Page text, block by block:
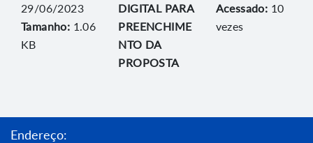
29/06/2023
Tamanho: 1.06
KB
DIGITAL PARA
PREENCHIME
NTO DA
PROPOSTA
Acessado: 10
vezes
Endereço: